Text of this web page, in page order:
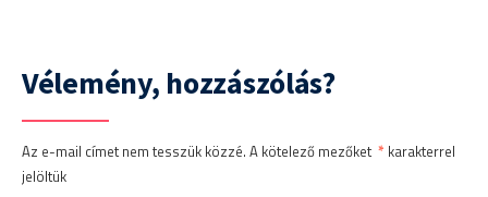
Vélemény, hozzászólás?
Az e-mail címet nem tesszük közzé. A kötelező mezőket * karakterrel
jelöltük